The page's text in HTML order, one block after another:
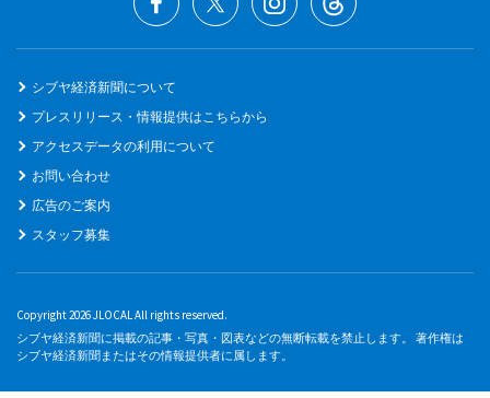
シブヤ経済新聞について
プレスリリース・情報提供はこちらから
アクセスデータの利用について
お問い合わせ
広告のご案内
スタッフ募集
Copyright 2026 JLOCAL All rights reserved.
シブヤ経済新聞に掲載の記事・写真・図表などの無断転載を禁止します。 著作権は
シブヤ経済新聞またはその情報提供者に属します。